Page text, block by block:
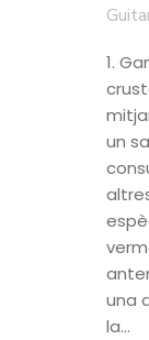
1.
un
una
la...